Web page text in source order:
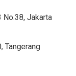
No.38, Jakarta
Tangerang